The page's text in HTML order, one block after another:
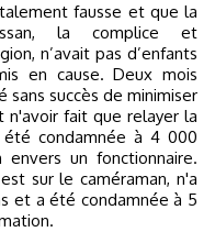
fausse et que la
la complice et
n’avait pas d’enfants
en cause. Deux mois
succès de minimiser
n'avoir fait que relayer la
condamnée à 4 000
un fonctionnaire.
sur le caméraman, n'a
et a été condamnée à 5